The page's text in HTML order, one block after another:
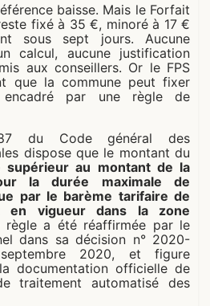
baisse. Mais le Forfait
fixé à 35 €, minoré à 17 €
sous sept jours. Aucune
calcul, aucune justification
aux conseillers. Or le FPS
que la commune peut fixer
par une règle de
du Code général des
dispose que le montant du
au montant de la
la durée maximale de
par le barème tarifaire de
en vigueur dans la zone
règle a été réaffirmée par le
dans sa décision n° 2020-
2020, et figure
documentation officielle de
traitement automatisé des